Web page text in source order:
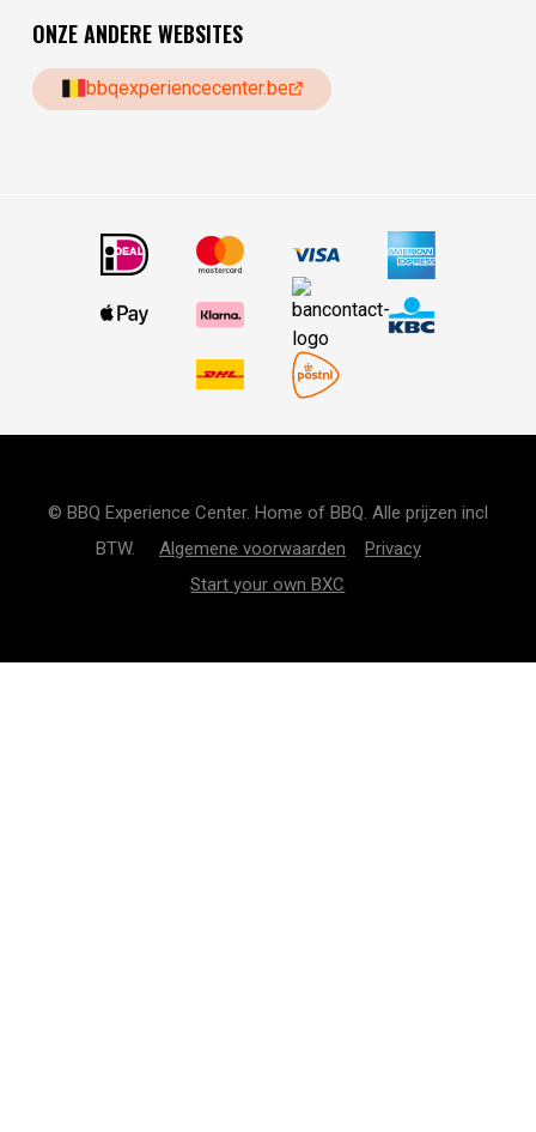
ONZE ANDERE WEBSITES
bbqexperiencecenter.be
© BBQ Experience Center. Home of BBQ. Alle prijzen incl
BTW. Algemene voorwaarden
Privacy
Start your own BXC